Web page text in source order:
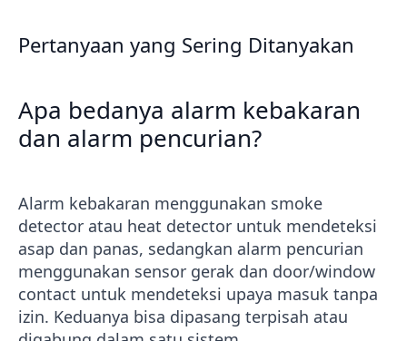
Pertanyaan yang Sering Ditanyakan
Apa bedanya alarm kebakaran
dan alarm pencurian?
Alarm kebakaran menggunakan smoke
detector atau heat detector untuk mendeteksi
asap dan panas, sedangkan alarm pencurian
menggunakan sensor gerak dan door/window
contact untuk mendeteksi upaya masuk tanpa
izin. Keduanya bisa dipasang terpisah atau